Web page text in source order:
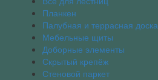
Планкен
Палубная и террасная доска
Мебельные щиты
Доборные элементы
Скрытый крепёж
Стеновой паркет